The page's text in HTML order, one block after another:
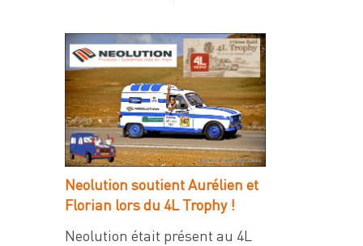
Neolution soutient Aurélien et
Florian lors du 4L Trophy !
Neolution était présent au 4L